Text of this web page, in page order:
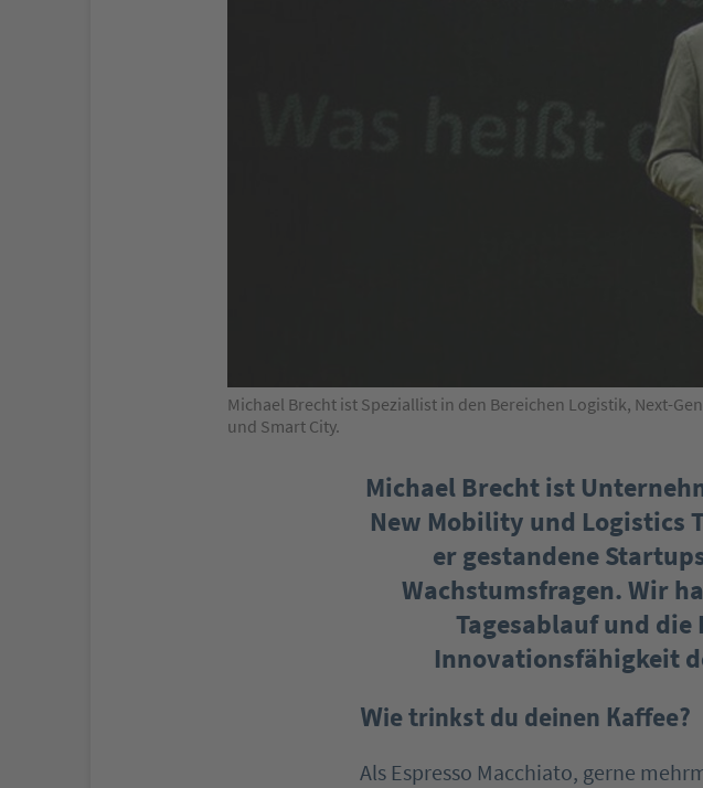
Michael Brecht ist Speziallist in den Bereichen Logistik, Next-
und Smart City.
Michael Brecht ist
New Mobility und Logistics
er gestandene
Wachstumsfragen. Wir
Tagesablauf und
Innovationsfähigkeit
Wie trinkst du deinen Kaffee?
Als Espresso Macchiato, gerne